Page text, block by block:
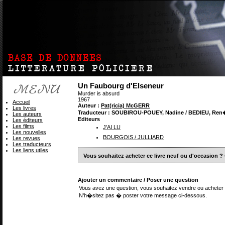
Un Faubourg d'Elseneur
Murder is absurd
1967
Auteur : Pat(ricia) McGERR
Traducteur : SOUBIROU-POUEY, Nadine / BEDIEU,
Editeurs
J'AI LU
BOURGOIS / JULLIARD
Vous souhaitez acheter ce livre neuf ou d'occasion ?
Ajouter un commentaire / Poser une question
Vous avez une question, vous souhaitez vendre ou
N'h�sitez pas � poster votre message ci-dessous.
Accueil
Les livres
Les auteurs
Les éditeurs
Les films
Les nouvelles
Les revues
Les traducteurs
Les liens utiles